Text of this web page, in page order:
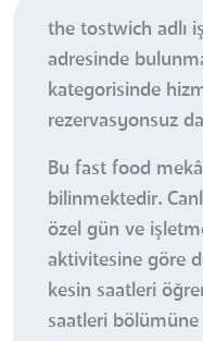
the tostwich adlı
adresinde
kategorisinde
rezervasyonsuz
Bu fast food
bilinmektedir.
özel gün ve
aktivitesine göre
kesin saatleri
saatleri bölümüne